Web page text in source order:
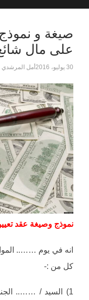
صيغة و
على مال
30 يوليو، 2016 أمل المرشدي
نموذج وصيغة عقد
انه في يوم ……..
كل من :-
1) السيد / ……..